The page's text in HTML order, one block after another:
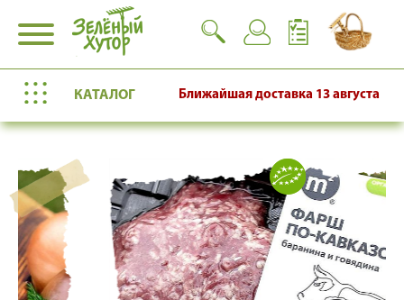
КАТАЛОГ Ближайшая доставка 13 августа